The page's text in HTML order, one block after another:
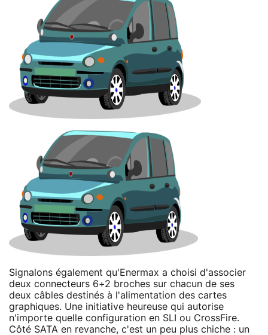
Signalons également qu'Enermax a choisi d'associer
deux connecteurs 6+2 broches sur chacun de ses
deux câbles destinés à l'alimentation des cartes
graphiques. Une initiative heureuse qui autorise
n'importe quelle configuration en SLI ou CrossFire.
Côté SATA en revanche, c'est un peu plus chiche : un